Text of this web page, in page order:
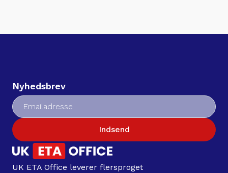
Nyhedsbrev
Indsend
UK ETA Office leverer flersproget